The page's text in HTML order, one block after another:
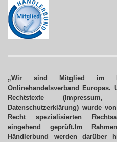
„Wir sind Mitglied im
Onlinehandelsverband Europas.
Rechtstexte (Impressum,
Datenschutzerklärung) wurde
Recht spezialisierten
eingehend geprüft.Im
Händlerbund werden darüber